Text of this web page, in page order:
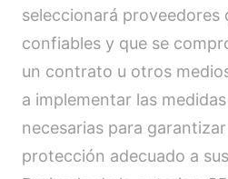
seleccionará proveedores
confiables y que se
un contrato u otros
a implementar las
necesarias para
protección adecuado a